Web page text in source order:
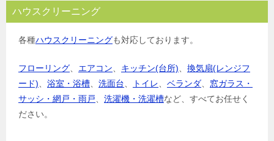
ハウスクリーニング
各種ハウスクリーニングも対応しております。
フローリング エアコン キッチン(台所)
換気扇(レンジフ
ード)
浴室・浴槽 洗面台 トイレ ベランダ
窓ガラス・
サッシ・網戸・雨戸
洗濯機・洗濯槽など、すべてお任せく
ださい。